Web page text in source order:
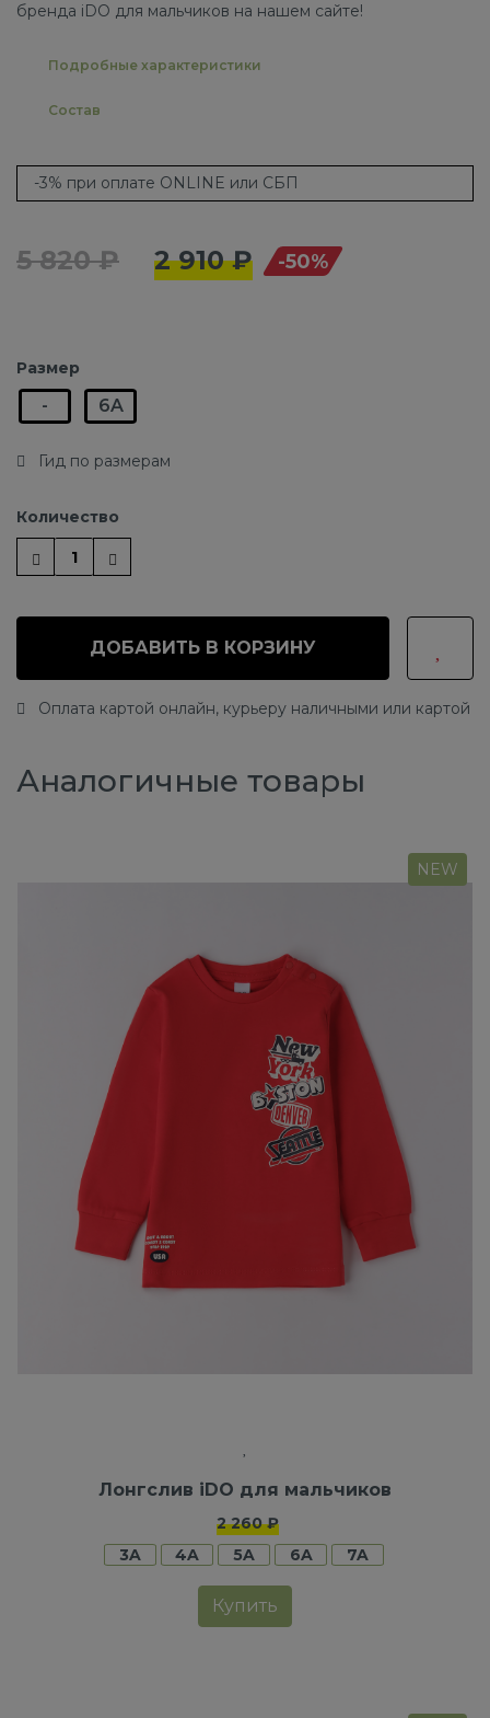
бренда iDO для мальчиков на нашем сайте!
Подробные характеристики
Состав
-3% при оплате ONLINE или СБП
5 820 ₽ 2 910 ₽ -50%
Размер
- 6A
Гид по размерам
Количество
ДОБАВИТЬ В КОРЗИНУ
Оплата картой онлайн, курьеру наличными или картой
Аналогичные товары
NEW
Лонгслив iDO для мальчиков
2 260 ₽
3A
4A 5A 6A 7A
Купить